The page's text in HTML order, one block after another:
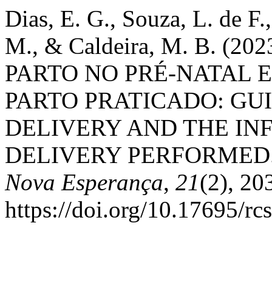
Dias, E. G., Souza, L. de
M., & Caldeira, M. B.
PARTO NO PRÉ-NATAL
PARTO PRATICADO:
DELIVERY AND THE
DELIVERY
Nova Esperança, 21(2),
https://doi.org/10.17695/